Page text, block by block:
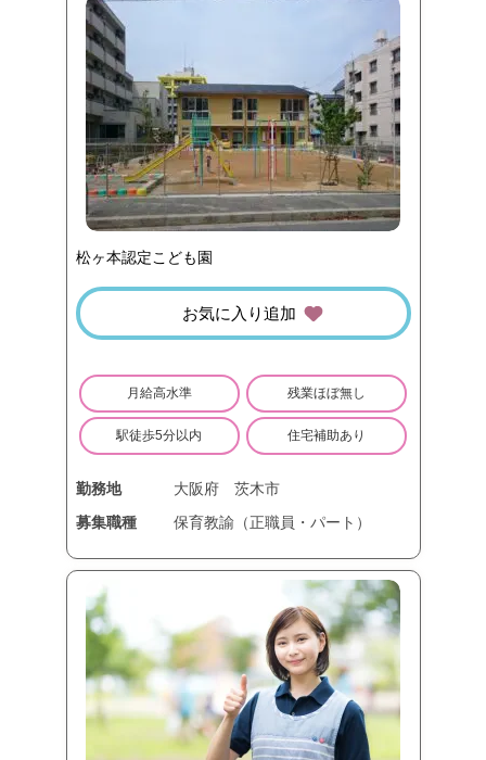
松ヶ本認定こども園
お気に入り追加
月給高水準 残業ほぼ無し
駅徒歩5分以内 住宅補助あり
勤務地 大阪府
茨木市
募集職種
保育教諭（正職員・パート）